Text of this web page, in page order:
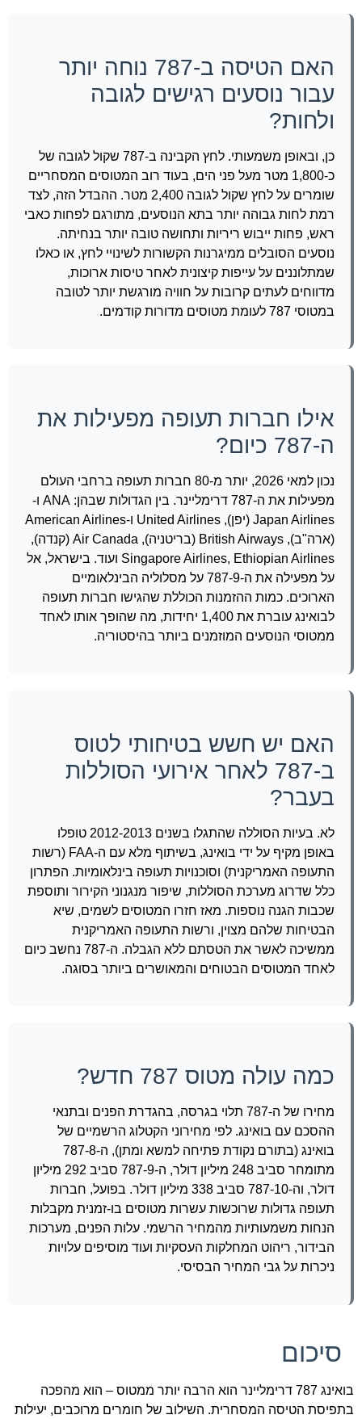
האם הטיסה ב-787 נוחה יותר
עבור נוסעים רגישים לגובה
ולחות?
כן, ובאופן משמעותי. לחץ הקבינה ב-787 שקול לגובה של
כ-1,800 מטר מעל פני הים, בעוד רוב המטוסים המסחריים
שומרים על לחץ שקול לגובה 2,400 מטר. ההבדל הזה, לצד
רמת לחות גבוהה יותר בתא הנוסעים, מתורגם לפחות כאבי
ראש, פחות ייבוש ריריות ותחושה טובה יותר בנחיתה.
נוסעים הסובלים ממיגרנות הקשורות לשינויי לחץ, או כאלו
שמתלוננים על עייפות קיצונית לאחר טיסות ארוכות,
מדווחים לעתים קרובות על חוויה מורגשת יותר לטובה
במטוסי 787 לעומת מטוסים מדורות קודמים.
אילו חברות תעופה מפעילות את
ה-787 כיום?
נכון למאי 2026, יותר מ-80 חברות תעופה ברחבי העולם
מפעילות את ה-787 דרימליינר. בין הגדולות שבהן: ANA ו-
Japan Airlines (יפן), United Airlines ו-American Airlines
(ארה"ב), British Airways (בריטניה), Air Canada (קנדה),
Singapore Airlines, Ethiopian Airlines ועוד. בישראל, אל
על מפעילה את ה-787-9 על מסלוליה הבינלאומיים
הארוכים. כמות ההזמנות הכוללת שהגישו חברות תעופה
לבואינג עוברת את 1,400 יחידות, מה שהופך אותו לאחד
ממטוסי הנוסעים המוזמנים ביותר בהיסטוריה.
האם יש חשש בטיחותי לטוס
ב-787 לאחר אירועי הסוללות
בעבר?
לא. בעיות הסוללה שהתגלו בשנים 2012-2013 טופלו
באופן מקיף על ידי בואינג, בשיתוף מלא עם ה-FAA (רשות
התעופה האמריקנית) וסוכנויות תעופה בינלאומיות. הפתרון
כלל שדרוג מערכת הסוללות, שיפור מנגנוני הקירור ותוספת
שכבות הגנה נוספות. מאז חזרו המטוסים לשמים, שיא
הבטיחות שלהם מצוין, ורשות התעופה האמריקנית
ממשיכה לאשר את הטסתם ללא הגבלה. ה-787 נחשב כיום
לאחד המטוסים הבטוחים והמאושרים ביותר בסוגה.
כמה עולה מטוס 787 חדש?
מחירו של ה-787 תלוי בגרסה, בהגדרת הפנים ובתנאי
ההסכם עם בואינג. לפי מחירוני הקטלוג הרשמיים של
בואינג (בתורם נקודת פתיחה למשא ומתן), ה-787-8
מתומחר סביב 248 מיליון דולר, ה-787-9 סביב 292 מיליון
דולר, וה-787-10 סביב 338 מיליון דולר. בפועל, חברות
תעופה גדולות שרוכשות עשרות מטוסים בו-זמנית מקבלות
הנחות משמעותיות מהמחיר הרשמי. עלות הפנים, מערכות
הבידור, ריהוט המחלקות העסקיות ועוד מוסיפים עלויות
ניכרות על גבי המחיר הבסיסי.
סיכום
בואינג 787 דרימליינר הוא הרבה יותר ממטוס – הוא מהפכה
בתפיסת הטיסה המסחרית. השילוב של חומרים מרוכבים, יעילות